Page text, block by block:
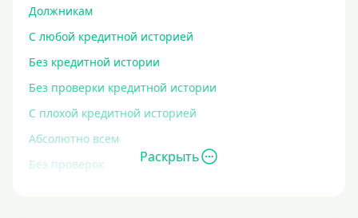
Должникам
С любой кредитной историей
Без кредитной истории
Без проверки кредитной истории
С плохой кредитной историей
Абсолютно всем
Без проверок
Раскрыть